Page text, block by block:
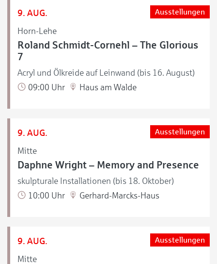
9. AUG.
Horn-Lehe
Ausstellungen
Roland Schmidt-Cornehl – The Glorious
7
Acryl und Ölkreide auf Leinwand (bis 16. August)
09:00 Uhr
Haus am Walde
9. AUG.
Mitte
Ausstellungen
Daphne Wright – Memory and Presence
skulpturale Installationen (bis 18. Oktober)
10:00 Uhr
Gerhard-Marcks-Haus
9. AUG.
Mitte
Ausstellungen